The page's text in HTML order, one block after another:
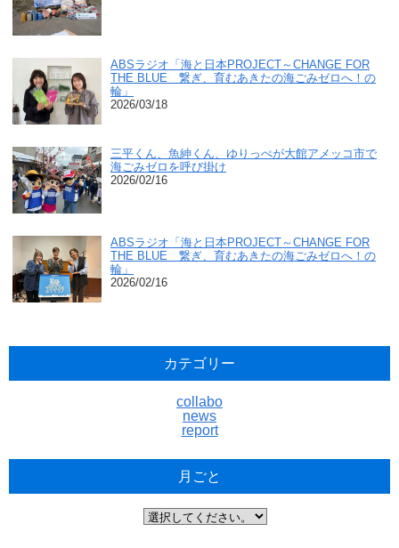
ABSラジオ「海と日本PROJECT～CHANGE FOR
THE BLUE 繋ぎ、育むあきたの海ごみゼロへ！の
輪」
2026/03/18
三平くん、魚紳くん、ゆりっぺが大館アメッコ市で
海ごみゼロを呼び掛け
2026/02/16
ABSラジオ「海と日本PROJECT～CHANGE FOR
THE BLUE 繋ぎ、育むあきたの海ごみゼロへ！の
輪」
2026/02/16
カテゴリー
collabo
news
report
月ごと